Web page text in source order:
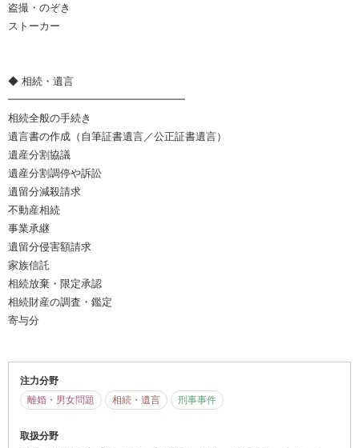
盗撮・のぞき
ストーカー
◆ 相続・遺言
━━━━━━━━━━━━━━━━━
相続全般の手続き
遺言書の作成（自筆証書遺言／公正証書遺言）
遺産分割協議
遺産分割調停や訴訟
遺留分減殺請求
不動産相続
事業承継
遺留分侵害額請求
家族信託
相続放棄・限定承認
相続財産の調査・鑑定
寄与分
注力分野
離婚・男女問題
相続・遺言 刑事事件
取扱分野